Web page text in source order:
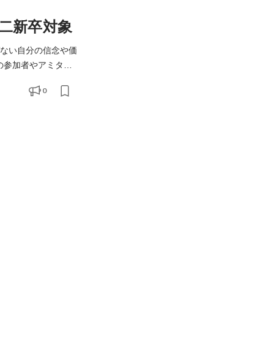
新卒対象
い自分の信念や価
加者やアミタ社
大切にしていま
0